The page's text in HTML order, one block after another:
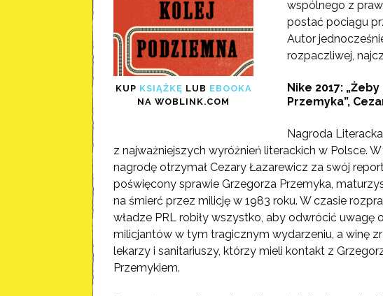
KUP KSIĄŻKĘ LUB EBOOKA
NA WOBLINK.COM
wspólnego z
postać pociągu
Autor
rozpaczliwej,
Nike 2017:
Przemyka”,
Nagroda
z najważniejszych wyróżnień literackich w Polsce.
nagrodę otrzymał Cezary Łazarewicz za swój
poświęcony sprawie Grzegorza Przemyka,
na śmierć przez milicję w 1983 roku. W czasie
władze PRL robiły wszystko, aby odwrócić uwagę
milicjantów w tym tragicznym wydarzeniu, a winę
lekarzy i sanitariuszy, którzy mieli kontakt z
Przemykiem.